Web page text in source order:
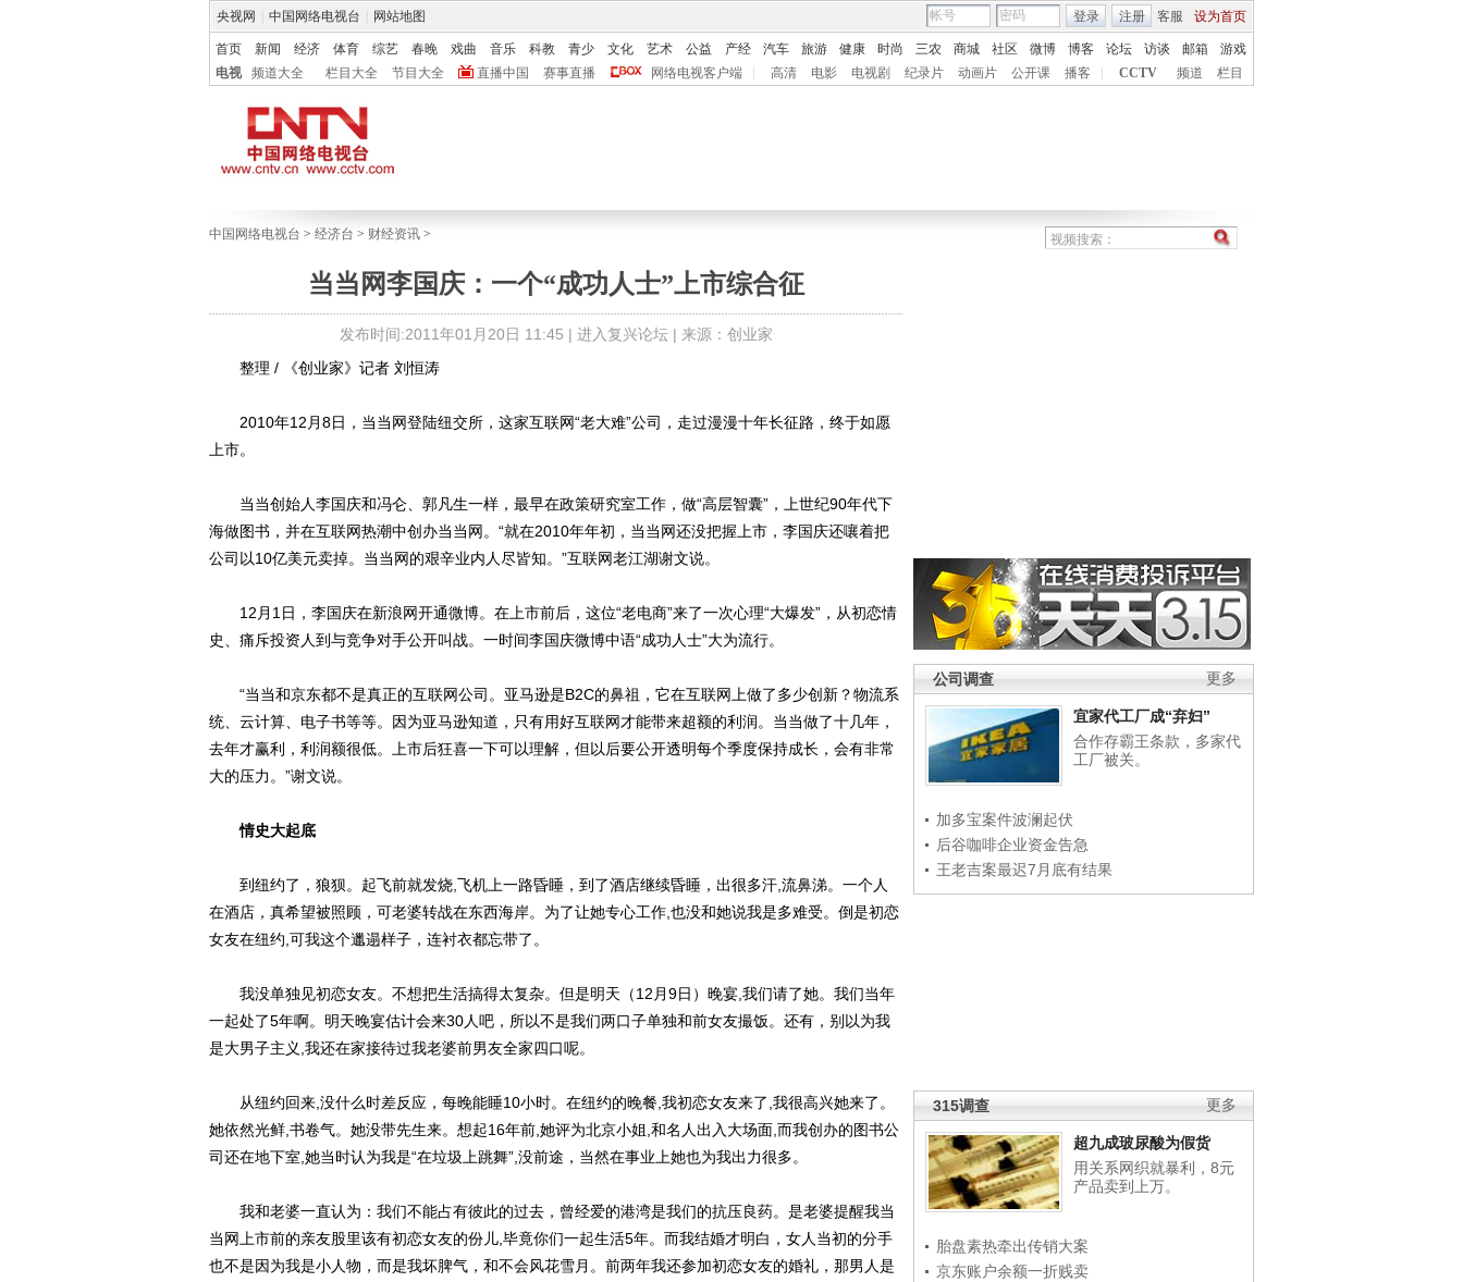
央视网 中国网络电视台 网站地图 客服 设为首页
登录 注册
首页 新闻 经济 体育 综艺 春晚 戏曲 音乐 科教 青少 文化 艺术 公益 产经 汽车 旅游 健康 时尚 三农 商城 社区 微博 博客 论坛 访谈 邮箱
游戏
电视
频道大全 栏目大全 节目大全 直播中国 赛事直播 网络电视客户端 高清 电影 电视剧 纪录片 动画片 公开课 播客 CCTV 频道 栏目
中国网络电视台 > 经济台 > 财经资讯 >
当当网李国庆：一个“成功人士”上市综合征
发布时间:2011年01月20日 11:45 | 进入复兴论坛| 来源：创业家
更多
公司调查
宜家代工厂成“弃妇”
合作存霸王条款，多家代
工厂被关。
加多宝案件波澜起伏
后谷咖啡企业资金告急
王老吉案最迟7月底有结果
更多
315调查
超九成玻尿酸为假货
用关系网织就暴利，8元
产品卖到上万。
胎盘素热牵出传销大案
京东账户余额一折贱卖
整理 / 《创业家》记者 刘恒涛
2010年12月8日，当当网登陆纽交所，这家互联网“老大难”公司，走过漫漫十年长征路，终于如愿
上市。
当当创始人李国庆和冯仑、郭凡生一样，最早在政策研究室工作，做“高层智囊”，上世纪90年代下
海做图书，并在互联网热潮中创办当当网。“就在2010年年初，当当网还没把握上市，李国庆还嚷着把
公司以10亿美元卖掉。当当网的艰辛业内人尽皆知。”互联网老江湖谢文说。
12月1日，李国庆在新浪网开通微博。在上市前后，这位“老电商”来了一次心理“大爆发”，从初恋情
史、痛斥投资人到与竞争对手公开叫战。一时间李国庆微博中语“成功人士”大为流行。
“当当和京东都不是真正的互联网公司。亚马逊是B2C的鼻祖，它在互联网上做了多少创新？物流系
统、云计算、电子书等等。因为亚马逊知道，只有用好互联网才能带来超额的利润。当当做了十几年，
去年才赢利，利润额很低。上市后狂喜一下可以理解，但以后要公开透明每个季度保持成长，会有非常
大的压力。”谢文说。
情史大起底
到纽约了，狼狈。起飞前就发烧,飞机上一路昏睡，到了酒店继续昏睡，出很多汗,流鼻涕。一个人
在酒店，真希望被照顾，可老婆转战在东西海岸。为了让她专心工作,也没和她说我是多难受。倒是初恋
女友在纽约,可我这个邋遢样子，连衬衣都忘带了。
我没单独见初恋女友。不想把生活搞得太复杂。但是明天（12月9日）晚宴,我们请了她。我们当年
一起处了5年啊。明天晚宴估计会来30人吧，所以不是我们两口子单独和前女友撮饭。还有，别以为我
是大男子主义,我还在家接待过我老婆前男友全家四口呢。
从纽约回来,没什么时差反应，每晚能睡10小时。在纽约的晚餐,我初恋女友来了,我很高兴她来了。
她依然光鲜,书卷气。她没带先生来。想起16年前,她评为北京小姐,和名人出入大场面,而我创办的图书公
司还在地下室,她当时认为我是“在垃圾上跳舞”,没前途，当然在事业上她也为我出力很多。
我和老婆一直认为：我们不能占有彼此的过去，曾经爱的港湾是我们的抗压良药。是老婆提醒我当
当网上市前的亲友股里该有初恋女友的份儿,毕竟你们一起生活5年。而我结婚才明白，女人当初的分手
也不是因为我是小人物，而是我坏脾气，和不会风花雪月。前两年我还参加初恋女友的婚礼，那男人是